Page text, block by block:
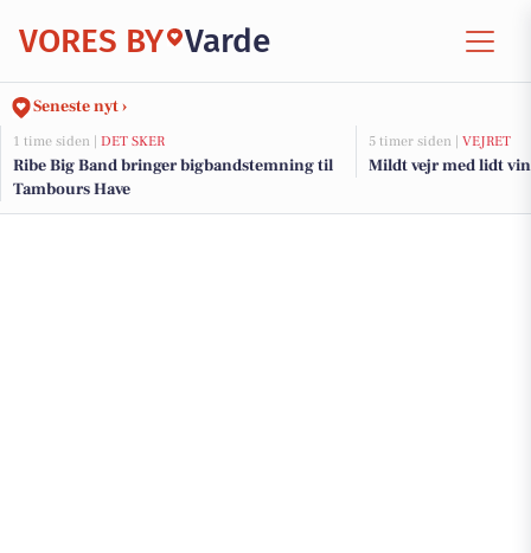
VORES BY Varde
Seneste nyt ›
1 time siden | DET SKER
Ribe Big Band bringer bigbandstemning til
Tambours Have
5 timer siden | VEJRET
Mildt vejr med lidt